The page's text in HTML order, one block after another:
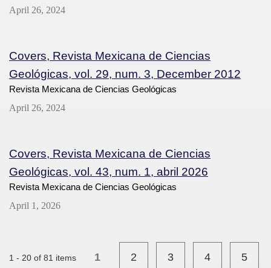
April 26, 2024
Covers, Revista Mexicana de Ciencias
Geológicas, vol. 29, num. 3, December 2012
Revista Mexicana de Ciencias Geológicas
April 26, 2024
Covers, Revista Mexicana de Ciencias
Geológicas, vol. 43, num. 1, abril 2026
Revista Mexicana de Ciencias Geológicas
April 1, 2026
1 - 20 of 81 items 1 2 3 4 5